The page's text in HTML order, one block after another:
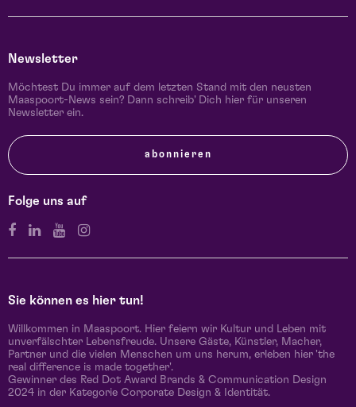
Newsletter
Möchtest Du immer auf dem letzten Stand mit den neusten
Maaspoort-News sein? Dann schreib' Dich hier für unseren
Newsletter ein.
abonnieren
Folge uns auf
Sie können es hier tun!
Willkommen in Maaspoort. Hier feiern wir Kultur und Leben mit
unverfälschter Lebensfreude. Unsere Gäste, Künstler, Macher,
Partner und die vielen Menschen um uns herum, erleben hier 'the
real difference is made together'.
Gewinner des Red Dot Award Brands & Communication Design
2024 in der Kategorie Corporate Design & Identität.